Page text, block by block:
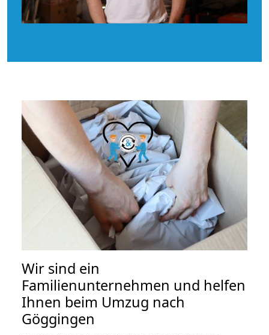
Wir sind ein
Familienunternehmen und helfen
Ihnen beim Umzug nach
Göggingen